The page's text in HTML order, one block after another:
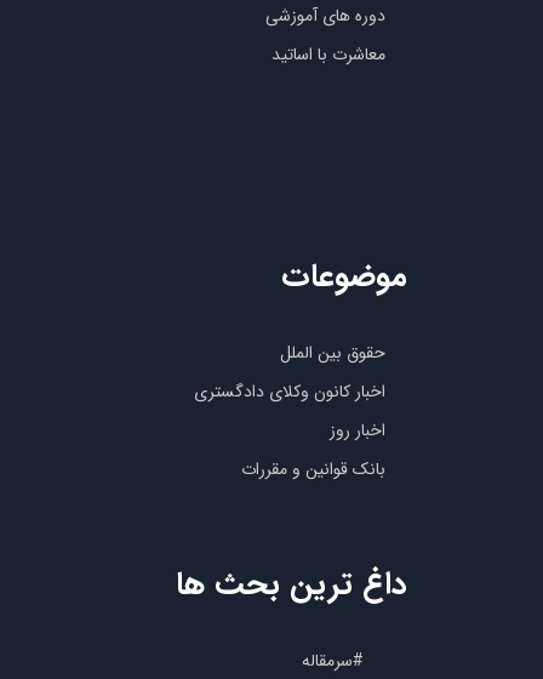
دوره های آموزشی
معاشرت با اساتید
حقوق بین الملل
اخبار کانون وکلای دادگستری
اخبار روز
بانک قوانین و مقررات
موضوعات
#سرمقاله
داغ ترین بحث ها